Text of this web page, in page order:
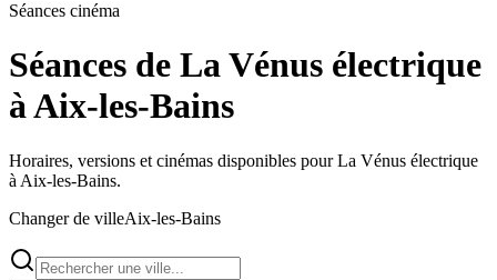
Séances cinéma
Séances de La Vénus électrique
à Aix-les-Bains
Horaires, versions et cinémas disponibles pour La Vénus électrique
à Aix-les-Bains.
Changer de villeAix-les-Bains